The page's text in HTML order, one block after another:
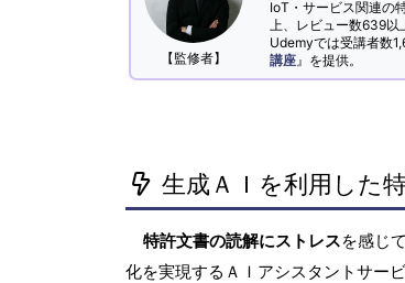
【監修者】
IoT・サービス関連の
上、レビュー数639以
Udemyでは受講者数
講座 』を提供。
生成ＡＩを利用した
特許文書の読解にストレスを感じ
化を実現するＡＩアシスタントサー